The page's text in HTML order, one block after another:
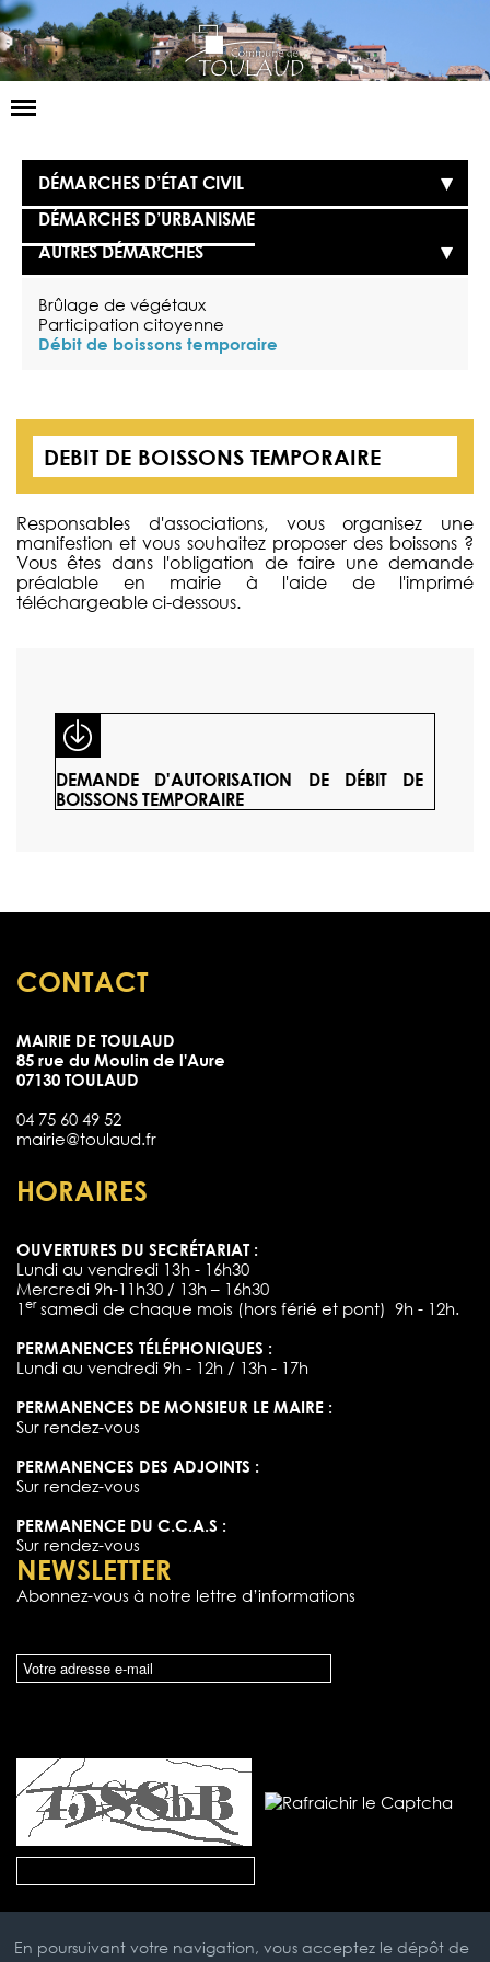
Basculer
LA MAIRIE
NOS SERVICES
LA VIE LOCALE
VOS DÉMARCHES
CONTACT
DÉMARCHES D’ÉTAT CIVIL
DÉMARCHES D’URBANISME
AUTRES DÉMARCHES
Brûlage de végétaux
Participation citoyenne
Débit de boissons temporaire
DEBIT DE BOISSONS TEMPORAIRE
Responsables d'associations, vous organisez une
manifestion et vous souhaitez proposer des boissons ?
Vous êtes dans l'obligation de faire une demande
préalable en mairie à l'aide de l'imprimé
téléchargeable ci-dessous.
DEMANDE D'AUTORISATION DE DÉBIT DE
BOISSONS TEMPORAIRE
CONTACT
MAIRIE DE TOULAUD
85 rue du Moulin de l'Aure
07130 TOULAUD
04 75 60 49 52
mairie@toulaud.fr
HORAIRES
OUVERTURES DU SECRÉTARIAT :
Lundi au vendredi 13h - 16h30
Mercredi 9h-11h30 / 13h – 16h30
1 ersamedi de chaque mois (hors férié et pont) 9h - 12h.
PERMANENCES TÉLÉPHONIQUES :
Lundi au vendredi 9h - 12h / 13h - 17h
PERMANENCES DE MONSIEUR LE MAIRE :
Sur rendez-vous
PERMANENCES DES ADJOINTS :
Sur rendez-vous
PERMANENCE DU C.C.A.S :
Sur rendez-vous
NEWSLETTER
Abonnez-vous à notre lettre d’informations
En poursuivant votre navigation, vous acceptez le dépôt de